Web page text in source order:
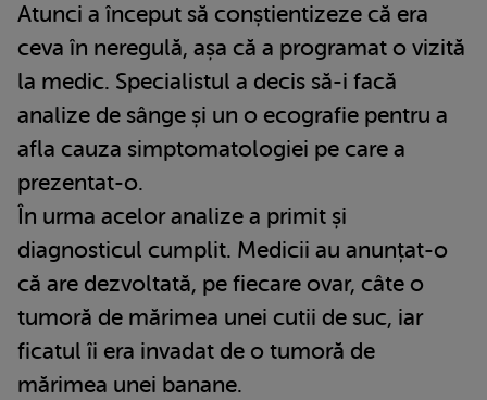
Atunci a început să conștientizeze că era
ceva în neregulă, așa că a programat o vizită
la medic. Specialistul a decis să-i facă
analize de sânge și un o ecografie pentru a
afla cauza simptomatologiei pe care a
prezentat-o.
În urma acelor analize a primit și
diagnosticul cumplit. Medicii au anunțat-o
că are dezvoltată, pe fiecare ovar, câte o
tumoră de mărimea unei cutii de suc, iar
ficatul îi era invadat de o tumoră de
mărimea unei banane.